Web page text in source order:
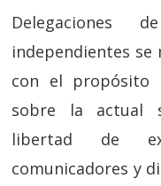
independientes
con el propósito
sobre la actual
libertad de
comunicadores y